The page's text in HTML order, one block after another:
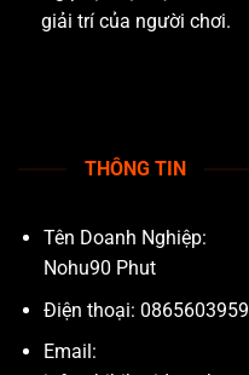
giải trí của người chơi.
THÔNG TIN
Tên Doanh Nghiệp:
Nohu90 Phut
Điện thoại: 0865603959
Email: